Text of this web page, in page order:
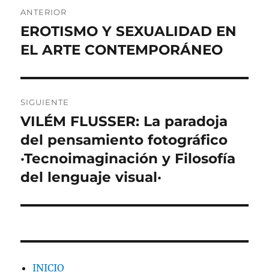
de
entradas
ANTERIOR
Entrada
anterior:
EROTISMO Y SEXUALIDAD EN
EL ARTE CONTEMPORÁNEO
SIGUIENTE
Entrada
siguiente:
VILÉM FLUSSER: La paradoja
del pensamiento fotográfico
·Tecnoimaginación y Filosofía
del lenguaje visual·
INICIO